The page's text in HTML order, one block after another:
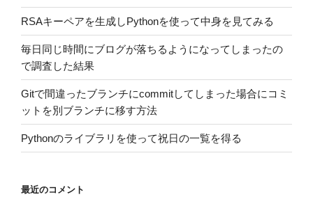
RSAキーペアを生成しPythonを使って中身を見てみる
毎日同じ時間にブログが落ちるようになってしまったの
で調査した結果
Gitで間違ったブランチにcommitしてしまった場合にコミ
ットを別ブランチに移す方法
Pythonのライブラリを使って祝日の一覧を得る
最近のコメント